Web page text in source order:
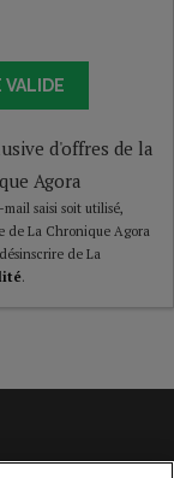
VALIDE
d'offres de la
Agora
saisi soit utilisé,
de La Chronique Agora
de La
.